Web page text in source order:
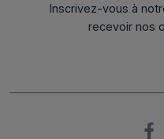
Inscrivez-vous à
recevoir nos